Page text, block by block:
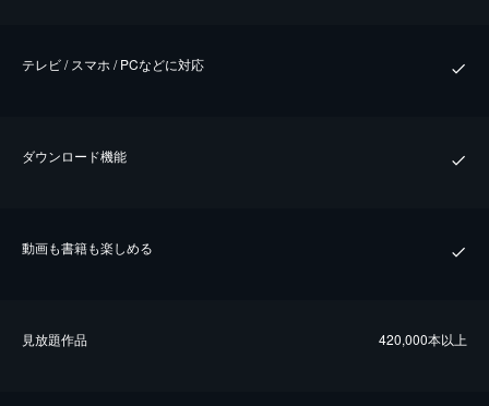
テレビ / スマホ / PCなどに対応
ダウンロード機能
動画も書籍も楽しめる
⾒放題作品 420,000本以上